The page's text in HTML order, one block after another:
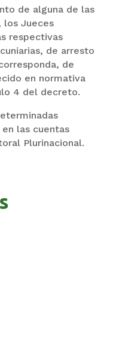
de alguna de las
los Jueces
respectivas
de arresto
de
en normativa
4 del decreto.
las cuentas
Plurinacional.